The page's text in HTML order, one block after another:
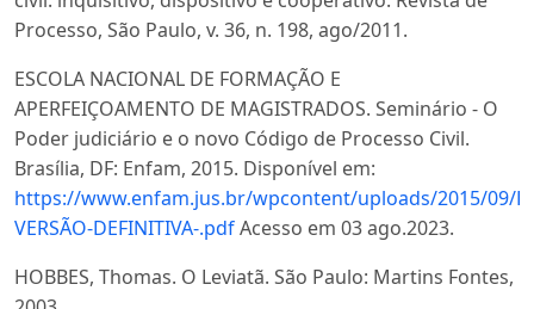
Processo, São Paulo, v. 36, n. 198, ago/2011.
ESCOLA NACIONAL DE FORMAÇÃO E
APERFEIÇOAMENTO DE MAGISTRADOS. Seminário - O
Poder judiciário e o novo Código de Processo Civil.
Brasília, DF: Enfam, 2015. Disponível em:
https://www.enfam.jus.br/wpcontent/uploads/2015/09/
VERSÃO-DEFINITIVA-.pdfAcesso em 03 ago.2023.
HOBBES, Thomas. O Leviatã. São Paulo: Martins Fontes,